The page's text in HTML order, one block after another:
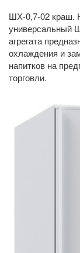
ШХ-0,7-02
универсальный
агрегата
охлаждения и
напитков на
торговли.